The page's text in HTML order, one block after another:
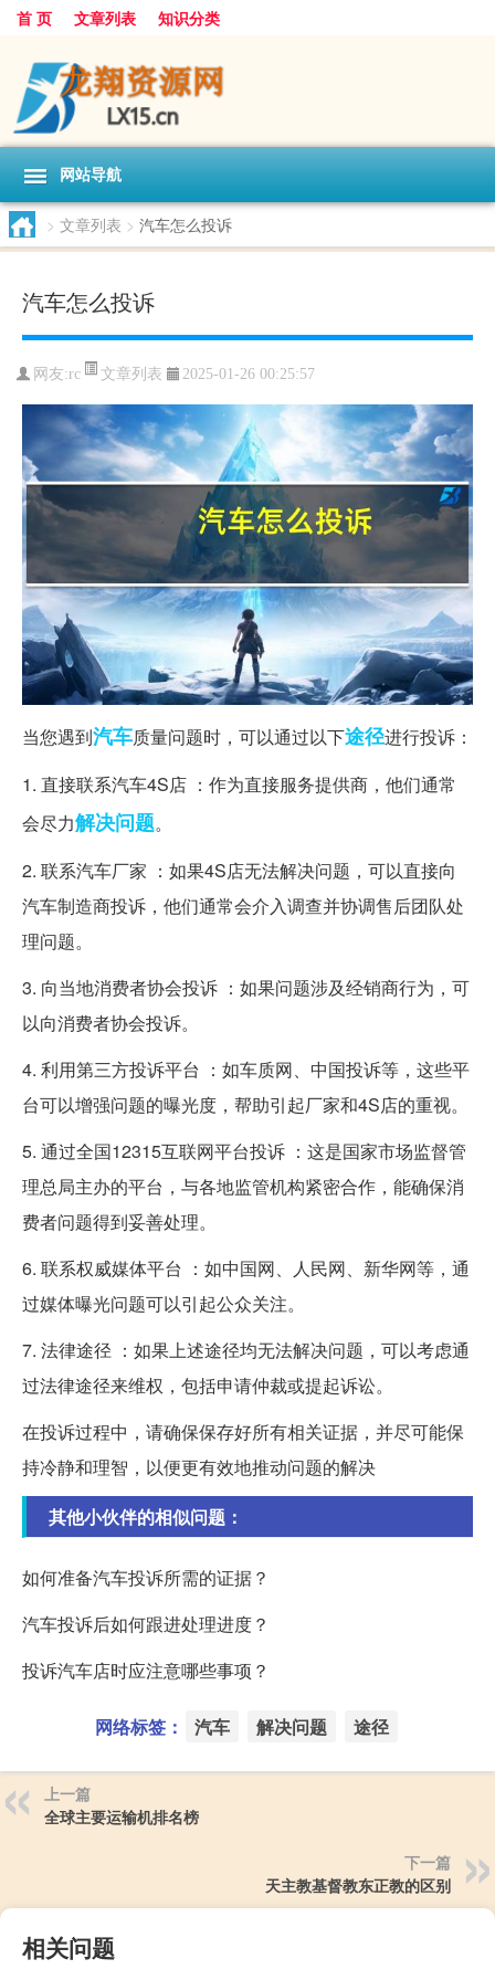
首 页 文章列表 知识分类
网站导航
> 文章列表 > 汽车怎么投诉
汽车怎么投诉
网友:rc 文章列表 2025-01-26 00:25:57
当您遇到汽车质量问题时，可以通过以下途径进行投诉：
1. 直接联系汽车4S店 ：作为直接服务提供商，他们通常
会尽力解决问题。
2. 联系汽车厂家 ：如果4S店无法解决问题，可以直接向
汽车制造商投诉，他们通常会介入调查并协调售后团队处
理问题。
3. 向当地消费者协会投诉 ：如果问题涉及经销商行为，可
以向消费者协会投诉。
4. 利用第三方投诉平台 ：如车质网、中国投诉等，这些平
台可以增强问题的曝光度，帮助引起厂家和4S店的重视。
5. 通过全国12315互联网平台投诉 ：这是国家市场监督管
理总局主办的平台，与各地监管机构紧密合作，能确保消
费者问题得到妥善处理。
6. 联系权威媒体平台 ：如中国网、人民网、新华网等，通
过媒体曝光问题可以引起公众关注。
7. 法律途径 ：如果上述途径均无法解决问题，可以考虑通
过法律途径来维权，包括申请仲裁或提起诉讼。
在投诉过程中，请确保保存好所有相关证据，并尽可能保
持冷静和理智，以便更有效地推动问题的解决
其他小伙伴的相似问题：
如何准备汽车投诉所需的证据？
汽车投诉后如何跟进处理进度？
投诉汽车店时应注意哪些事项？
网络标签： 汽车 解决问题 途径
上一篇
全球主要运输机排名榜
下一篇
天主教基督教东正教的区别
相关问题